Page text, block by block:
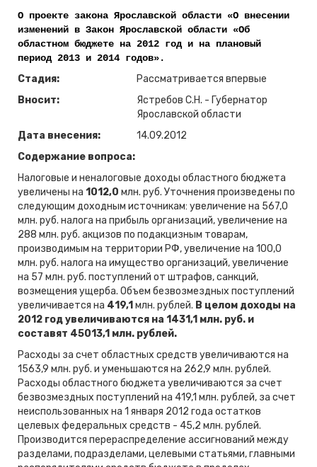
О проекте закона Ярославской области «О внесении
изменений в Закон Ярославской области «Об
областном бюджете на 2012 год и на плановый
период 2013 и 2014 годов».
Стадия:
Рассматривается впервые
Вносит:
Ястребов С.Н. - Губернатор
Ярославской области
Дата внесения:
14.09.2012
Содержание вопроса:
Налоговые и неналоговые доходы областного бюджета
увеличены на 1012,0 млн. руб. Уточнения произведены по
следующим доходным источникам: увеличение на 567,0
млн. руб. налога на прибыль организаций, увеличение на
288 млн. руб. акцизов по подакцизным товарам,
производимым на территории РФ, увеличение на 100,0
млн. руб. налога на имущество организаций, увеличение
на 57 млн. руб. поступлений от штрафов, санкций,
возмещения ущерба. Объем безвозмездных поступлений
увеличивается на 419,1 млн. рублей. В целом доходы на
2012 год увеличиваются на 1431,1 млн. руб. и
составят 45013,1 млн. рублей.
Расходы за счет областных средств увеличиваются на
1563,9 млн. руб. и уменьшаются на 262,9 млн. рублей.
Расходы областного бюджета увеличиваются за счет
безвозмездных поступлений на 419,1 млн. рублей, за счет
неиспользованных на 1 января 2012 года остатков
целевых федеральных средств - 45,2 млн. рублей.
Производится перераспределение ассигнований между
разделами, подразделами, целевыми статьями, главными